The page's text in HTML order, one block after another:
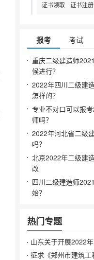
证书领取 证书注册
报考 考试
重庆二级建造师
候进行？
2022年四川二级建
怎样的？
专业不对口可以报
师吗？
2022年河北省二级
吗？
北京2022年二级建
改
四川二级建造师
始？
热门专题
山东关于开展2022
一公开"检查的通知
征求《郑州市建筑